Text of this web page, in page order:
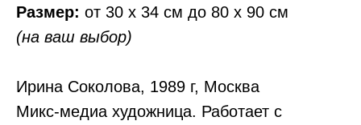
Размер: от 30 х 34 см до 80 х 90 см
(на ваш выбор)
Ирина Соколова, 1989 г, Москва
Микс-медиа художница. Работает с